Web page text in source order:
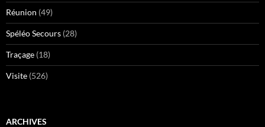
Réunion (49)
Spéléo Secours (28)
Traçage (18)
Visite (526)
ARCHIVES